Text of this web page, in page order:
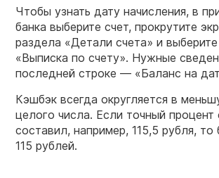
Чтобы узнать дату начисления, в
банка выберите счет, прокрутите
раздела «Детали счета» и
«Выписка по счету». Нужные
последней строке — «Баланс на
Кэшбэк всегда округляется в
целого числа. Если точный процент
составил, например, 115,5 рубля, то
115 рублей.